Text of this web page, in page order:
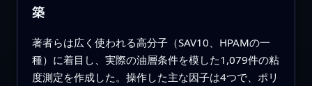
築
著者らは広く使われる高分子（SAV10、HPAMの一
種）に着目し、実際の油層条件を模した1,079件の粘
度測定を作成した。操作した主な因子は4つで、ポリ